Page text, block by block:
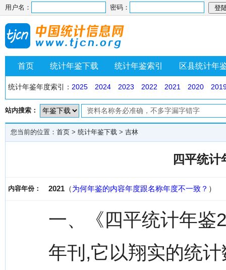
用户名： 密码：
首页 统计年鉴下载 统计年鉴索引 区县统计年
统计年鉴年度索引： 2025 2024 2023 2022 2021 2020
站内搜索：
您当前的位置： 首页 > 统计年鉴下载 > 吉林
四平统计
内容年份： 2021 （为何年鉴的内容年度跟名称年度不一致？ ）
一、《四平统计年鉴
年刊,它以翔实的统